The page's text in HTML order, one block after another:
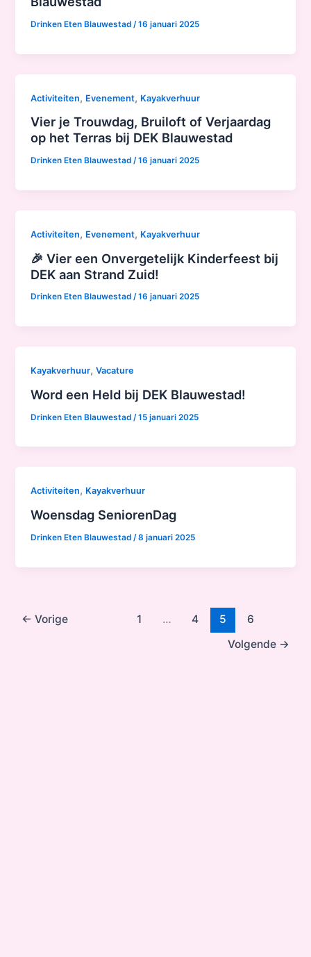
Drinken Eten Blauwestad/16 januari 2025
Activiteiten, Evenement, Kayakverhuur
Vier je Trouwdag, Bruiloft of Verjaardag
op het Terras bij DEK Blauwestad
Drinken Eten Blauwestad/16 januari 2025
Activiteiten, Evenement, Kayakverhuur
🎉 Vier een Onvergetelijk Kinderfeest bij
DEK aan Strand Zuid!
Drinken Eten Blauwestad/16 januari 2025
Kayakverhuur,Vacature
Word een Held bij DEK Blauwestad!
Drinken Eten Blauwestad /15 januari 2025
Activiteiten, Kayakverhuur
Woensdag SeniorenDag
Drinken Eten Blauwestad /8 januari 2025
← Vorige 1 … 4 5
6
Volgende →